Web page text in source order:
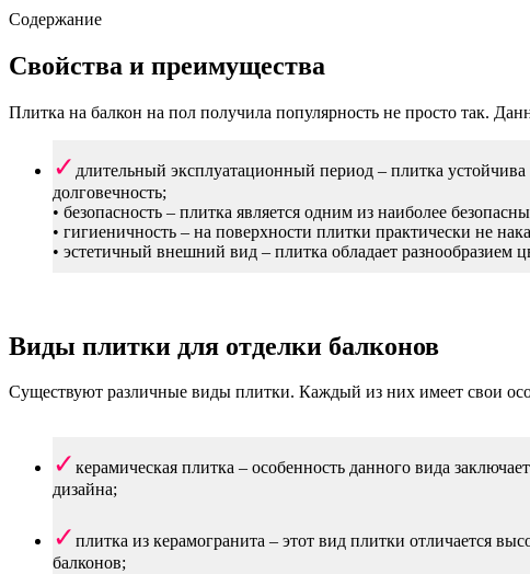
Содержание
Свойства и преимущества
Плитка на балкон на пол получила популярность не просто так.
длительный эксплуатационный период – плитка
долговечность;
• безопасность – плитка является одним из наиболее
• гигиеничность – на поверхности плитки практически не
• эстетичный внешний вид – плитка обладает разнообразием
Виды плитки для отделки балконов
Существуют различные виды плитки. Каждый из них имеет свои
керамическая плитка – особенность данного вида
дизайна;
плитка из керамогранита – этот вид плитки отличается
балконов;